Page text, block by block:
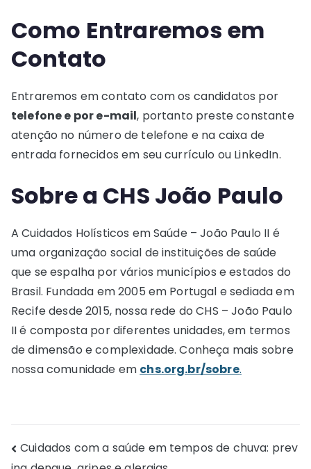
Como Entraremos em
Contato
Entraremos em contato com os candidatos por
telefone e por e-mail, portanto preste constante
atenção no número de telefone e na caixa de
entrada fornecidos em seu currículo ou LinkedIn.
Sobre a CHS João Paulo
A Cuidados Holísticos em Saúde – João Paulo II é
uma organização social de instituições de saúde
que se espalha por vários municípios e estados do
Brasil. Fundada em 2005 em Portugal e sediada em
Recife desde 2015, nossa rede do CHS – João Paulo
II é composta por diferentes unidades, em termos
de dimensão e complexidade. Conheça mais sobre
nossa comunidade em chs.org.br/sobre.
Navegação
Cuidados com a saúde em tempos de chuva: prev